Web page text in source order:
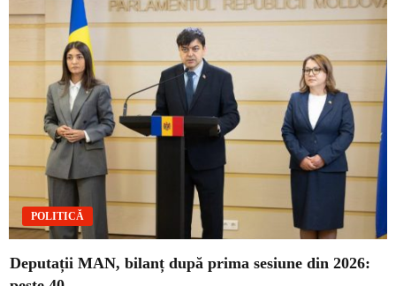
POLITICĂ
Deputații MAN, bilanț după prima sesiune din 2026: